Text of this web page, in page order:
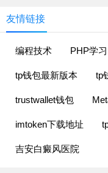
友情链接
编程技术 PHP学习
tp钱包最新版本 tp
trustwallet钱包
imtoken下载地址
吉安白癜风医院